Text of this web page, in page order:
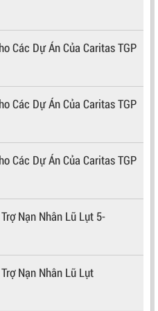
Các Dự Án Của Caritas TGP
Các Dự Án Của Caritas TGP
Các Dự Án Của Caritas TGP
Nạn Nhân Lũ Lụt 5-
Nạn Nhân Lũ Lụt